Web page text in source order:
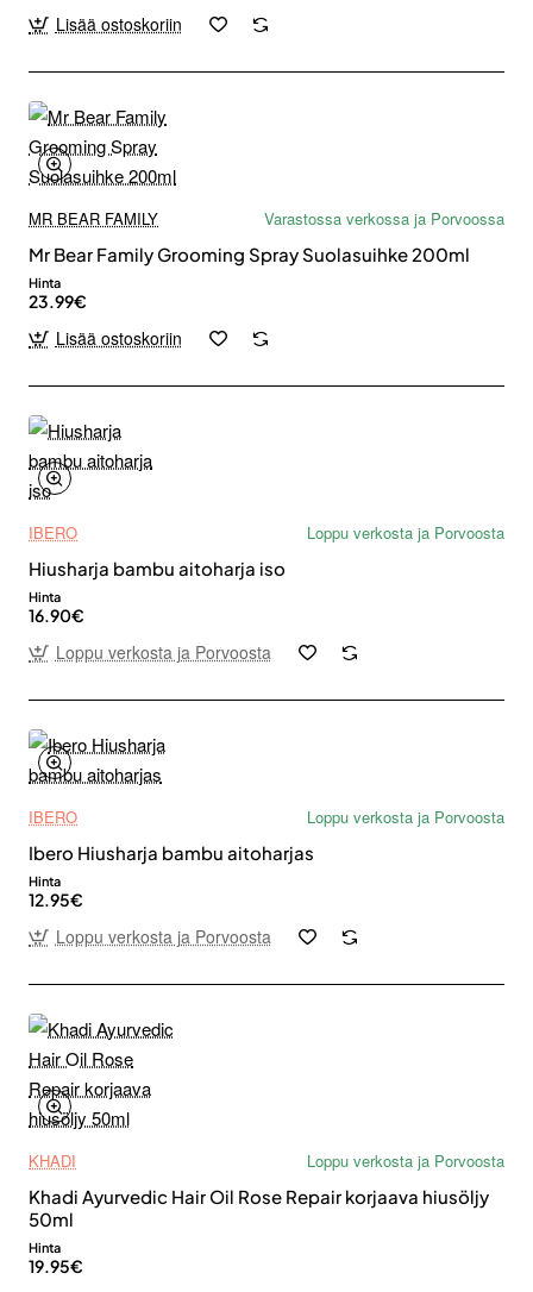
Lisää ostoskoriin
MR BEAR FAMILY
Varastossa verkossa ja Porvoossa
Mr Bear Family Grooming Spray Suolasuihke 200ml
Hinta
23.99€
Lisää ostoskoriin
IBERO
Loppu verkosta ja Porvoosta
Hiusharja bambu aitoharja iso
Hinta
16.90€
Loppu verkosta ja Porvoosta
IBERO
Loppu verkosta ja Porvoosta
Ibero Hiusharja bambu aitoharjas
Hinta
12.95€
Loppu verkosta ja Porvoosta
KHADI
Loppu verkosta ja Porvoosta
Khadi Ayurvedic Hair Oil Rose Repair korjaava hiusöljy
50ml
Hinta
19.95€